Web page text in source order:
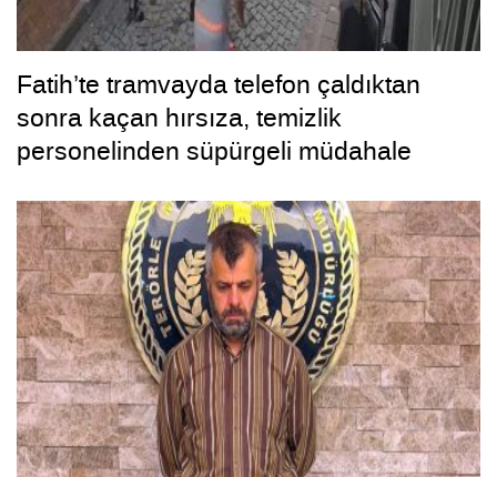
Fatih’te tramvayda telefon çaldıktan
sonra kaçan hırsıza, temizlik
personelinden süpürgeli müdahale